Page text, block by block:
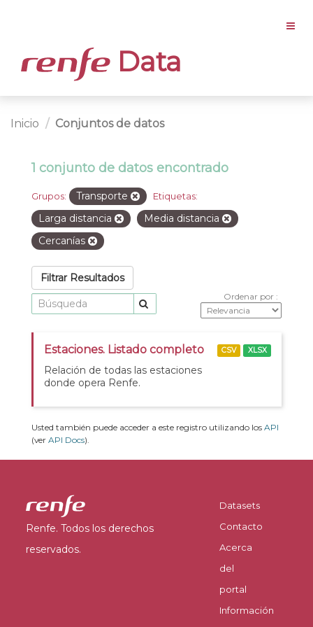
Data
Inicio Conjuntos de datos
1 conjunto de datos encontrado
Grupos: Transporte Etiquetas:
Larga distancia
Media distancia
Cercanías
Filtrar Resultados
Ordenar por
Estaciones. Listado completo
Relación de todas las estaciones
donde opera Renfe.
CSV XLSX
Usted también puede acceder a este registro utilizando los API
(ver API Docs).
Renfe. Todos los derechos
reservados.
Datasets
Contacto
Acerca
del
portal
Información